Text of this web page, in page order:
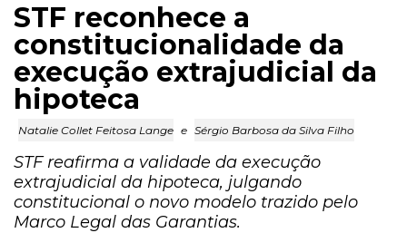
STF reconhece a
constitucionalidade da
execução extrajudicial da
hipoteca
Natalie Collet Feitosa Lange e Sérgio Barbosa da Silva Filho
STF reafirma a validade da execução
extrajudicial da hipoteca, julgando
constitucional o novo modelo trazido pelo
Marco Legal das Garantias.